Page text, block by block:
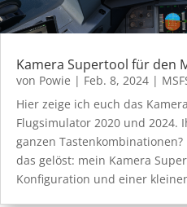
Kamera Supertool für den
von Powie | Feb. 8, 2024 |
Hier zeige ich euch das
Flugsimulator 2020 und 2024.
ganzen
das gelöst: mein Kamera
Konfiguration und einer